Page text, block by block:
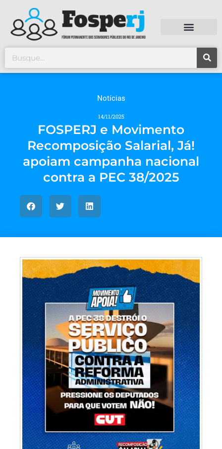
Notícias
14/11/2025
FOSPERJ e Movimento
Recomposição Salarial, Já!
apoiam campanha nacional
contra a PEC 38/2025